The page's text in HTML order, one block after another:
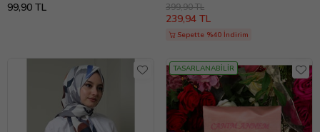
99,90 TL 399,90 TL
239,94 TL
Sepette %40 İndirim
TASARLANABİLİR